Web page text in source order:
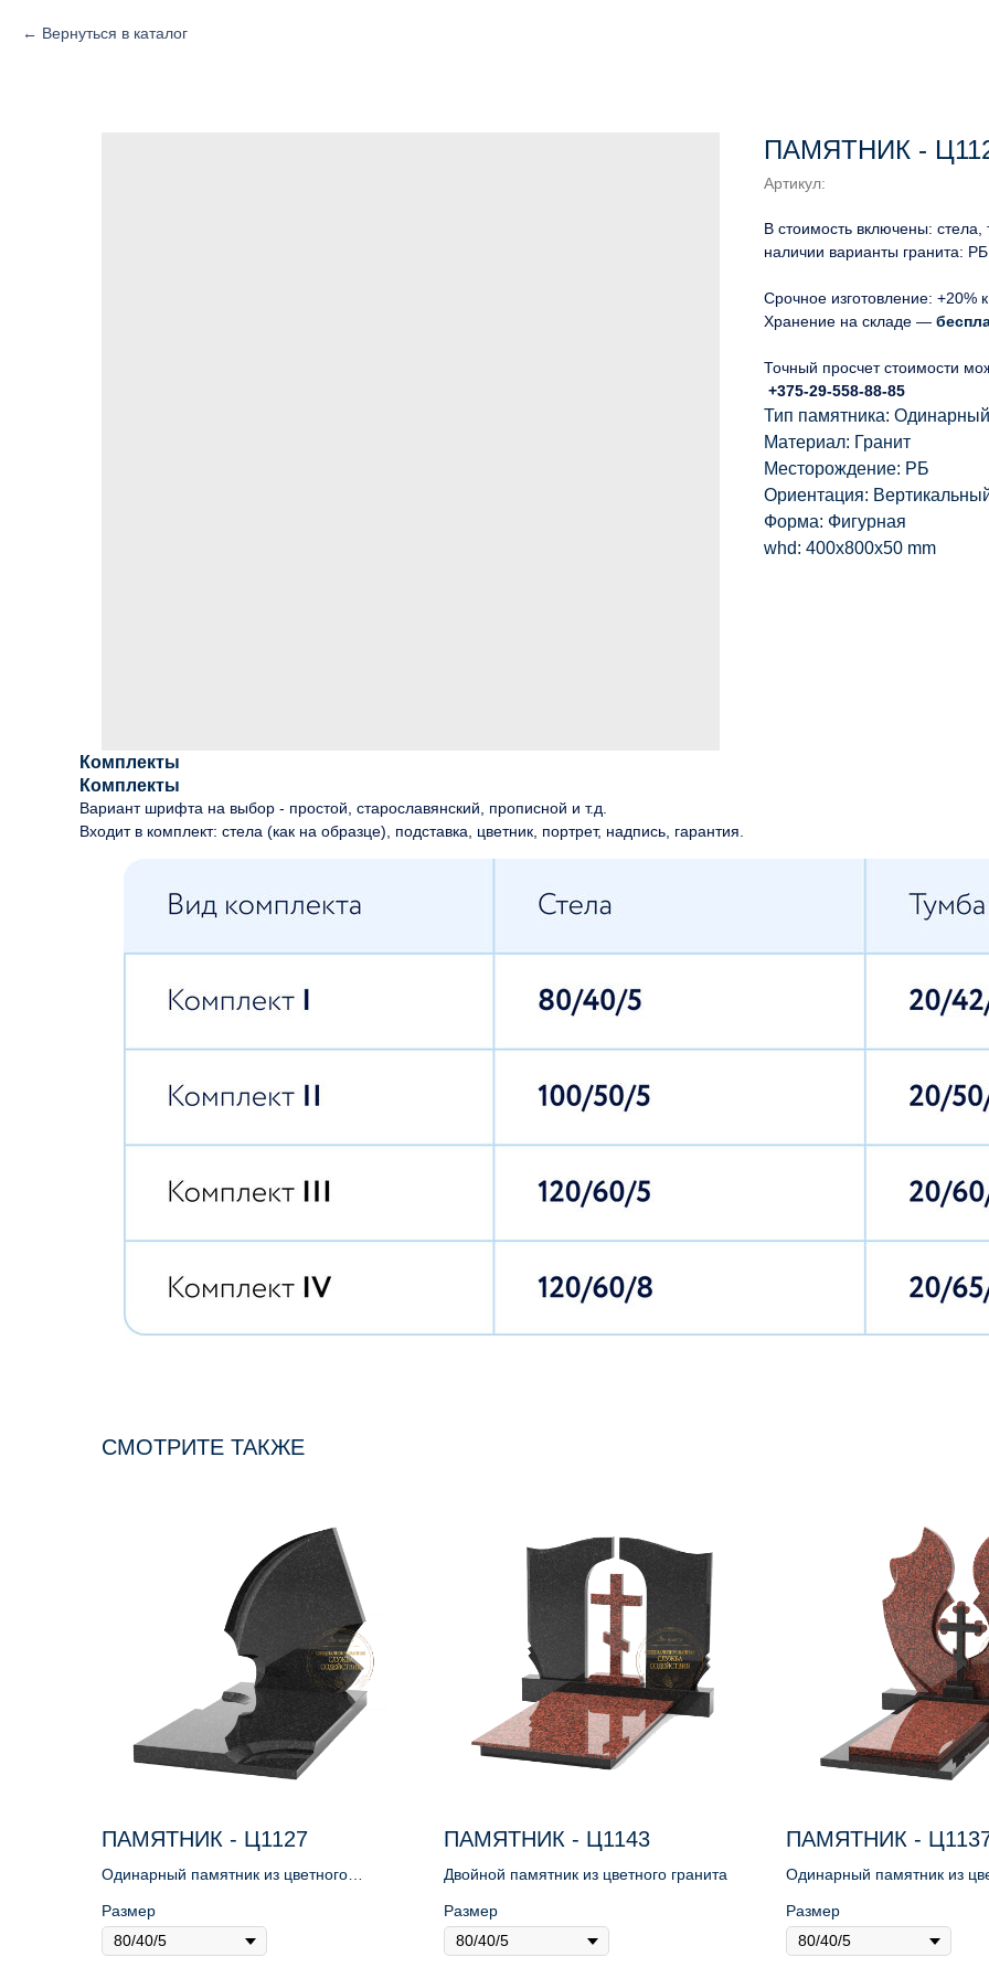
Вернуться в каталог
ПАМЯТНИК -
Артикул:
В стоимость включены:
наличии варианты гранита:
Срочное изготовление: +20%
Хранение на складе —
Точный просчет стоимости
+375-29-558-88-85
Тип памятника: Одинарный
Материал: Гранит
Месторождение: РБ
Ориентация:
Форма: Фигурная
whd: 400x800x50 mm
Комплекты
Комплекты
Вариант шрифта на выбор - простой, старославянский, прописной и т.д.
Входит в комплект: стела (как на образце), подставка, цветник, портрет, надпись, гарантия.
СМОТРИТЕ ТАКЖЕ
ПАМЯТНИК - Ц1127
Одинарный памятник из цветного
Размер
ПАМЯТНИК - Ц1143
Двойной памятник из цветного гранита
Размер
ПАМЯТНИК -
Одинарный памятник из
Размер